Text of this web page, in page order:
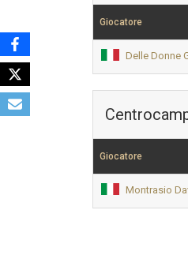
Giocatore
Delle Donne
Giocatore
Montrasio